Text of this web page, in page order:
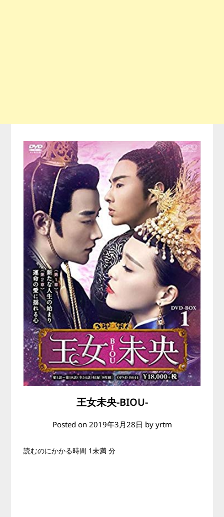
王女未央-BIOU-
Posted on 2019年3月28日 by yrtm
読むのにかかる時間 1未満 分